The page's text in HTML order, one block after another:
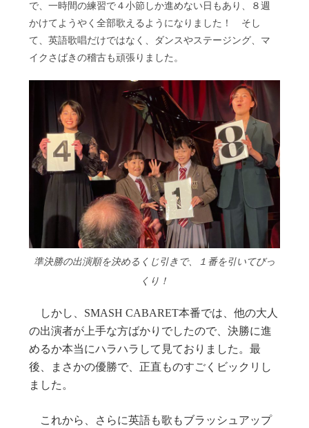
で、一時間の練習で４小節しか進めない日もあり、８週
かけてようやく全部歌えるようになりました！ そし
て、英語歌唱だけではなく、ダンスやステージング、マ
イクさばきの稽古も頑張りました。
準決勝の出演順を決めるくじ引きで、１番を引いてびっ
くり！
しかし、SMASH CABARET本番では、他の大人
の出演者が上手な方ばかりでしたので、決勝に進
めるか本当にハラハラして見ておりました。最
後、まさかの優勝で、正直ものすごくビックリし
ました。
これから、さらに英語も歌もブラッシュアップ